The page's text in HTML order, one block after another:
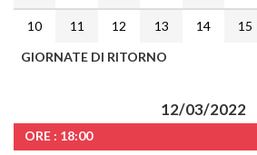
10 11 12 13 14 15
GIORNATE DI RITORNO
12/03/2022
ORE : 18:00